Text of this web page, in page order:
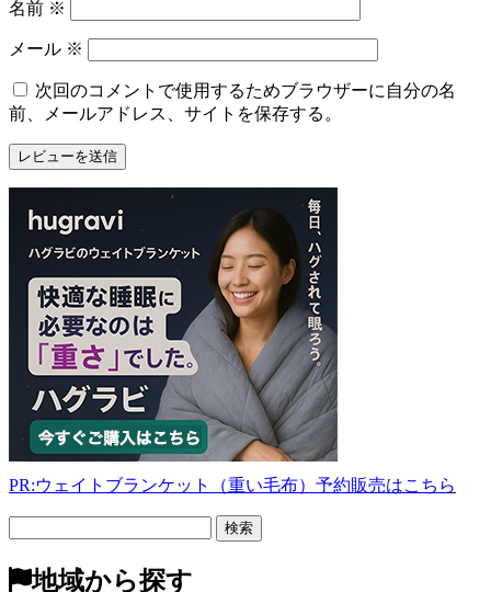
名前 ※
メール ※
次回のコメントで使用するためブラウザーに自分の名
前、メールアドレス、サイトを保存する。
PR:ウェイトブランケット（重い毛布）予約販売はこちら
ー 地域から探す